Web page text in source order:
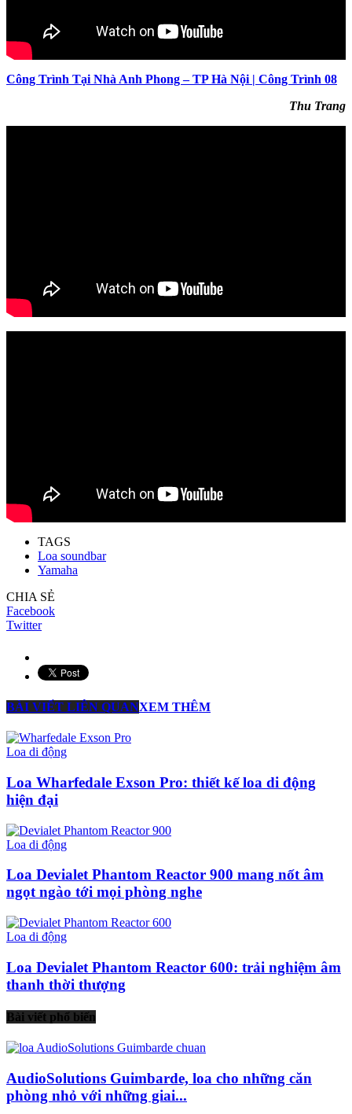
Công Trình Tại Nhà Anh Phong – TP Hà Nội | Công Trình 08
Thu Trang
TAGS
Loa soundbar
Yamaha
CHIA SẺ
Facebook
Twitter
BÀI VIẾT LIÊN QUANXEM THÊM
Loa di động
Loa Wharfedale Exson Pro: thiết kế loa di động
hiện đại
Loa di động
Loa Devialet Phantom Reactor 900 mang nốt âm
ngọt ngào tới mọi phòng nghe
Loa di động
Loa Devialet Phantom Reactor 600: trải nghiệm âm
thanh thời thượng
Bài viết phổ biến
AudioSolutions Guimbarde, loa cho những căn
phòng nhỏ với những giai...